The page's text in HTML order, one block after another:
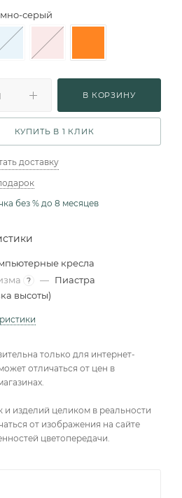
серый
В КОРЗИНУ
КУПИТЬ В 1 КЛИК
доставку
без % до 8 месяцев
кресла
? — Пиастра
высоты)
только для интернет-
отличаться от цен в
и изделий целиком в реальности
от изображения на сайте
цветопередачи.